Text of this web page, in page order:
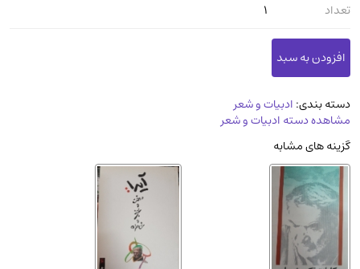
کتاب های قدیمی دینی و مذهبی
طراحی هنر و نقاشی و مجسمه سازی
زندگینامه شهدا(9)
کتاب چاپ سنگی و کتاب خطی قدیمی
جغرافیا(9)
استخدامی و کاریابی دولتی و خصوصی.سوالـات
و آزمونها(2)
آموزشی و کنکوری
مدرسان شریف و انتشارت ارشد کتاب‌های..(2)
تعداد
1
دسته بندی: ادبیات و شعر
مشاهده دسته ادبیات و شعر
گزینه های مشابه